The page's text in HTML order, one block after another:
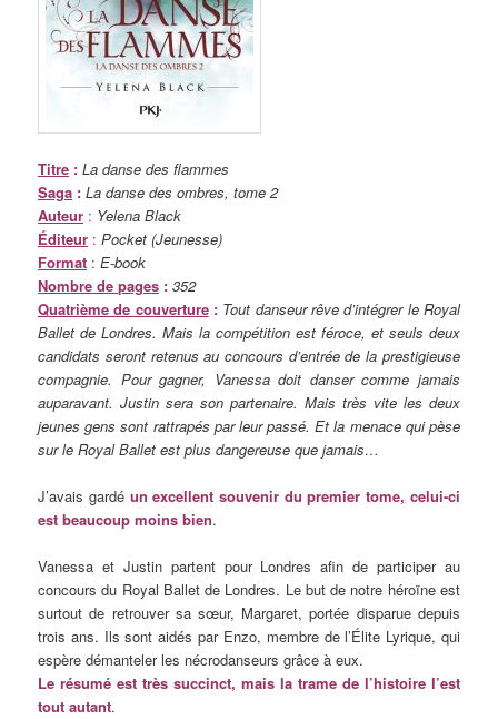
Titre : La danse des flammes
Saga : La danse des ombres, tome 2
Auteur : Yelena Black
Éditeur : Pocket (Jeunesse)
Format : E-book
Nombre de pages : 352
Quatrième de couverture: Tout danseur rêve d’intégrer le Royal
Ballet de Londres. Mais la compétition est féroce, et seuls deux
candidats seront retenus au concours d’entrée de la prestigieuse
compagnie. Pour gagner, Vanessa doit danser comme jamais
auparavant. Justin sera son partenaire. Mais très vite les deux
jeunes gens sont rattrapés par leur passé. Et la menace qui pèse
sur le Royal Ballet est plus dangereuse que jamais…
J’avais gardé un excellent souvenir du premier tome, celui-ci
est beaucoup moins bien.
Vanessa et Justin partent pour Londres afin de participer au
concours du Royal Ballet de Londres. Le but de notre héroïne est
surtout de retrouver sa sœur, Margaret, portée disparue depuis
trois ans. Ils sont aidés par Enzo, membre de l’Élite Lyrique, qui
espère démanteler les nécrodanseurs grâce à eux.
Le résumé est très succinct, mais la trame de l’histoire l’est
tout autant.